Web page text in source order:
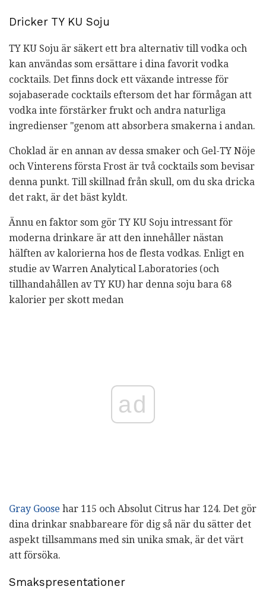
Dricker TY KU Soju
TY KU Soju är säkert ett bra alternativ till vodka och
kan användas som ersättare i dina favorit vodka
cocktails. Det finns dock ett växande intresse för
sojabaserade cocktails eftersom det har förmågan att
vodka inte förstärker frukt och andra naturliga
ingredienser "genom att absorbera smakerna i andan.
Choklad är en annan av dessa smaker och Gel-TY Nöje
och Vinterens första Frost är två cocktails som bevisar
denna punkt. Till skillnad från skull, om du ska dricka
det rakt, är det bäst kyldt.
Ännu en faktor som gör TY KU Soju intressant för
moderna drinkare är att den innehåller nästan
hälften av kalorierna hos de flesta vodkas. Enligt en
studie av Warren Analytical Laboratories (och
tillhandahållen av TY KU) har denna soju bara 68
kalorier per skott medan
ad
Gray Goose har 115 och Absolut Citrus har 124. Det gör
dina drinkar snabbareare för dig så när du sätter det
aspekt tillsammans med sin unika smak, är det värt
att försöka.
Smakspresentationer